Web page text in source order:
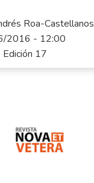
Roa-Castellanos
2016 - 12:00
17